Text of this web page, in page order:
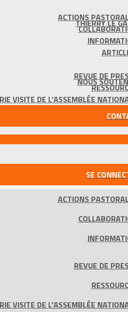
ACTIONSTHIERRY LE
REVUE DE
VISITE DE L'ASSEMBLÉE
NOUS
SE
ACTIONS
REVUE DE
VISITE DE L'ASSEMBLÉE